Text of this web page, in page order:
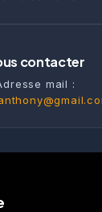
contacter
mail :